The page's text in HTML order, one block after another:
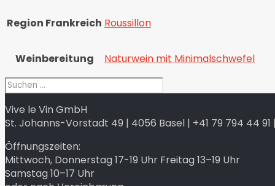
Region Frankreich Roussillon
Weinbereitung Naturwein mit Minimalschwefel
Vive le Vin GmbH
St. Johanns-Vorstadt 49 | 4056 Basel | +41 79 794 44
Öffnungszeiten:
Mittwoch, Donnerstag 17-19 Uhr Freitag 13–19 Uhr
Samstag 10–17 Uhr